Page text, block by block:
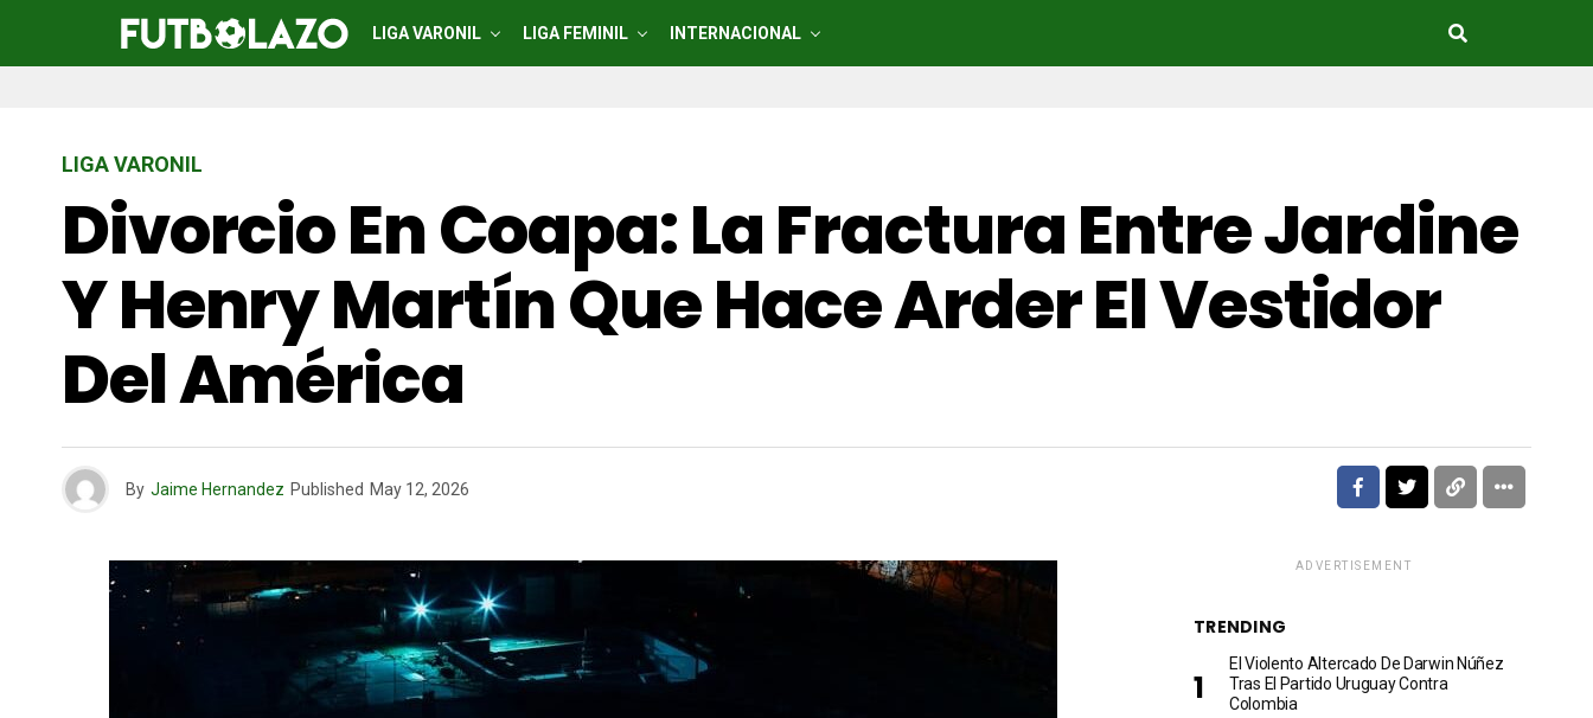
LIGA VARONIL LIGA FEMINIL INTERNACIONAL
LIGA VARONIL
Divorcio En Coapa: La Fractura Entre Jardine
Y Henry Martín Que Hace Arder El Vestidor
Del América
By Jaime Hernandez Published May 12, 2026
ADVERTISEMENT
TRENDING
El Violento Altercado De Darwin Núñez
Tras El Partido Uruguay Contra
Colombia